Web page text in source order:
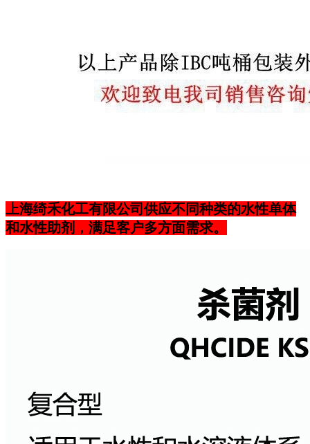
上海绮禾化工有限公司供应不同种类的水性单体
和水性助剂，满足客户多方面需求。